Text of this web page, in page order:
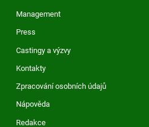
Management
Press
Castingy a výzvy
Kontakty
Zpracování osobních údajů
Nápověda
Redakce